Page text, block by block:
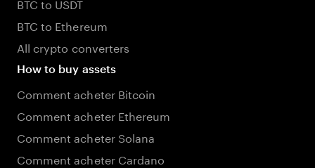
BTC to Ethereum
All crypto converters
How to buy assets
Comment acheter Bitcoin
Comment acheter Ethereum
Comment acheter Solana
Comment acheter Cardano